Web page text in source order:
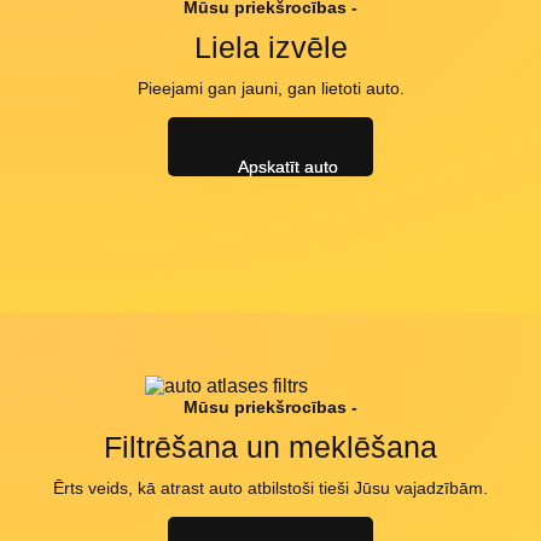
Mūsu priekšrocības -
Liela izvēle
Pieejami gan jauni, gan lietoti auto.
Mūsu priekšrocības -
Filtrēšana un meklēšana
Ērts veids, kā atrast auto atbilstoši tieši Jūsu vajadzībām.